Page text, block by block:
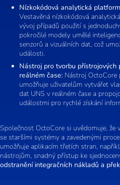
Nízkokódová analytická
Vestavěná nízkokódová
vývoj případů použití s
pokročilé modely umělé
senzorů a vizuálních dat, což
události.
Nástroj pro tvorbu přístrojových
reálném čase: Nástroj OctoCore
umožňuje uživatelům vytvářet
dat UNS v reálném čase a
událostmi pro rychlé získání
Společnost OctoCore si uvědomuje, že
se staršími systémy a zavedenými
umožňuje aplikacím třetích stran,
nástrojům, snadný přístup ke
odstranění integračních nákladů a